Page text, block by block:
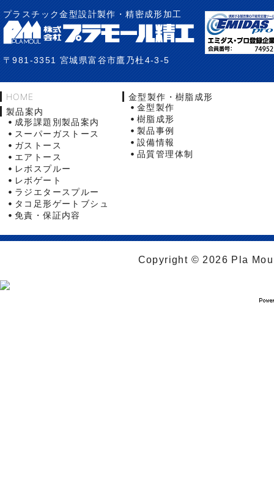
プラスチック金型設計製作・精密成形加工
〒981-3351 宮城県富谷市鷹乃杜4-3-5
HOME
製品案内
成形課題別製品案内
スーパーガストース
ガストース
エアトース
レボスプルー
レボゲート
ラジエタースプルー
タコ足形ゲートブシュ
免責・保証内容
金型製作・樹脂成形
金型製作
樹脂成形
製品事例
設備情報
品質管理体制
Copyright © 2026 Pla